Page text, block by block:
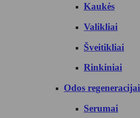
Kaukės
Valikliai
Šveitikliai
Rinkiniai
Odos regeneracijai
Serumai